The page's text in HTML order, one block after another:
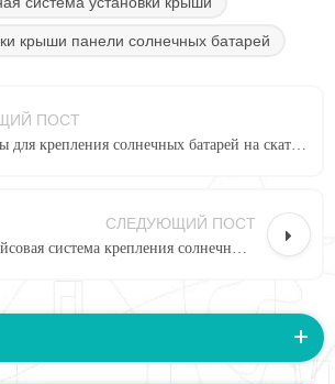
крыши панели солнечных батарей
ПОСТ
Кронштейны для крепления солнечных батарей на скатной черепичной крыше
СЛЕДУЮЩИЙ ПОСТ
Алюминиевая безрейсовая система крепления солнечных батарей китайского производства для металлической крыши